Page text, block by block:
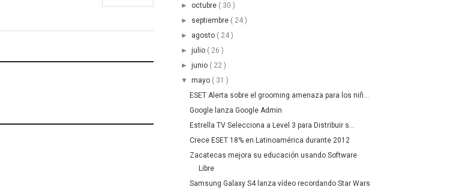
► octubre ( 30 )
► septiembre ( 24 )
► agosto ( 24 )
► julio ( 26 )
► junio ( 22 )
▼ mayo ( 31 )
ESET Alerta sobre el grooming amenaza para los niñ...
Google lanza Google Admin
Estrella TV Selecciona a Level 3 para Distribuir s...
Crece ESET 18% en Latinoamérica durante 2012
Zacatecas mejora su educación usando Software
Libre
Samsung Galaxy S4 lanza vídeo recordando Star Wars